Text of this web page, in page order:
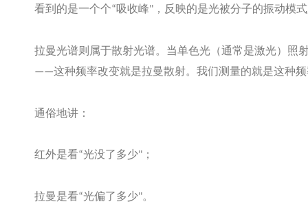
看到的是一个个“吸收峰" ，反映的是光被分子的振动模
拉曼光谱则属于散射光谱。当单色光（通常是激光）照
——这种频率改变就是拉曼散射。我们测量的就是这种
通俗地讲：
红外是看“光没了多少" ；
拉曼是看“光偏了多少"。